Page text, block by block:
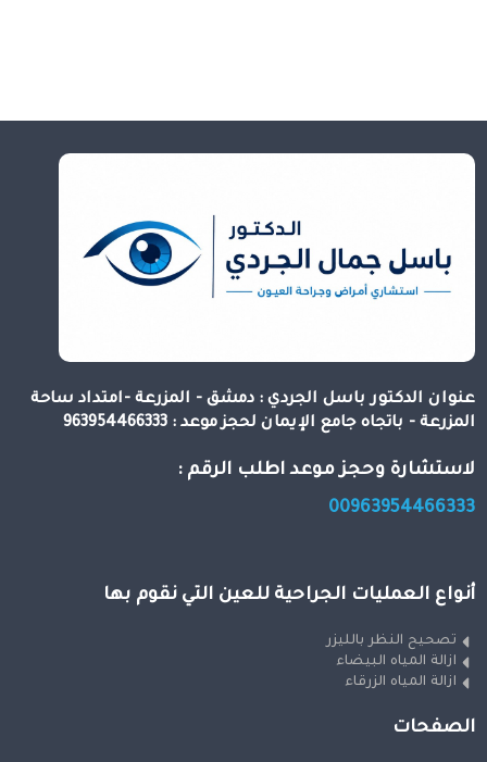
عنوان الدكتور باسل الجردي : دمشق - المزرعة -امتداد ساحة
المزرعة - باتجاه جامع الإيمان لحجز موعد : 963954466333
لاستشارة وحجز موعد اطلب الرقم :
00963954466333
أنواع العمليات الجراحية للعين التي نقوم بها
تصحيح النظر بالليزر
ازالة المياه البيضاء
ازالة المياه الزرقاء
الصفحات